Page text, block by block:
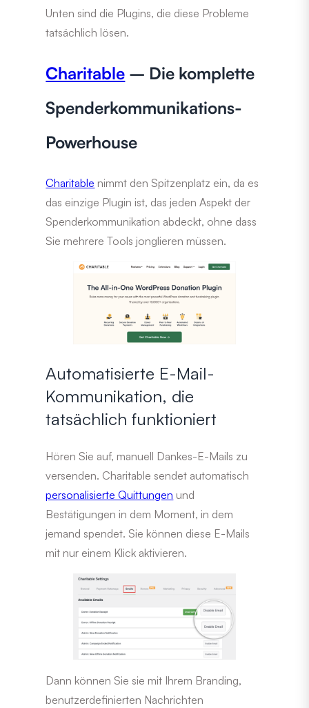
Unten sind die Plugins, die diese Probleme
tatsächlich lösen.
Charitable – Die komplette
Spenderkommunikations-
Powerhouse
Charitable nimmt den Spitzenplatz ein, da es
das einzige Plugin ist, das jeden Aspekt der
Spenderkommunikation abdeckt, ohne dass
Sie mehrere Tools jonglieren müssen.
Automatisierte E-Mail-
Kommunikation, die
tatsächlich funktioniert
Hören Sie auf, manuell Dankes-E-Mails zu
versenden. Charitable sendet automatisch
personalisierte Quittungen und
Bestätigungen in dem Moment, in dem
jemand spendet. Sie können diese E-Mails
mit nur einem Klick aktivieren.
Dann können Sie sie mit Ihrem Branding,
benutzerdefinierten Nachrichten